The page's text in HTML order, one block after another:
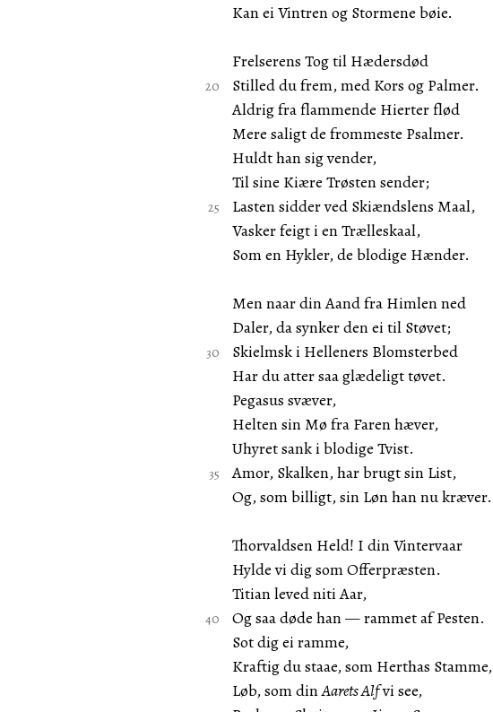
Kan ei Vintren og Stormene bøie.
Frelserens Tog til Hædersdød
Stilled du frem, med Kors og Palmer.
Aldrig fra flammende Hierter flød
Mere saligt de frommeste Psalmer.
Huldt han sig vender,
Til sine Kiære Trøsten sender;
Lasten sidder ved Skiændslens Maal,
Vasker feigt i en Trælleskaal,
Som en Hykler, de blodige Hænder.
Men naar din Aand fra Himlen ned
Daler, da synker den ei til Støvet;
Skielmsk i Helleners Blomsterbed
Har du atter saa glædeligt tøvet.
Pegasus svæver,
Helten sin Mø fra Faren hæver,
Uhyret sank i blodige Tvist.
Amor, Skalken, har brugt sin List,
Og, som billigt, sin Løn han nu kræver.
Thorvaldsen Held! I din Vintervaar
Hylde vi dig som Offerpræsten.
Titian leved niti Aar,
Og saa døde han — rammet af Pesten.
Sot dig ei ramme,
Kraftig du staae, som Herthas Stamme,
Løb, som dinAarets Alfvi see,